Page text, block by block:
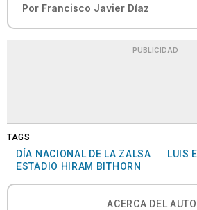
Por Francisco Javier Díaz
PUBLICIDAD
TAGS
DÍA NACIONAL DE LA ZALSA
LUIS
ESTADIO HIRAM BITHORN
ACERCA DEL